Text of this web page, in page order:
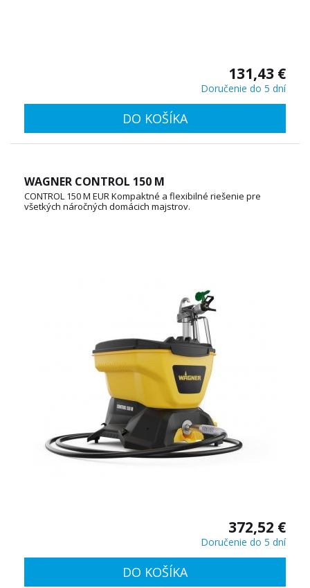
131,43 €
Doručenie do 5 dní
DO KOŠÍKA
WAGNER CONTROL 150 M
CONTROL 150 M EUR Kompaktné a flexibilné riešenie pre
všetkých náročných domácich majstrov.
372,52 €
Doručenie do 5 dní
DO KOŠÍKA